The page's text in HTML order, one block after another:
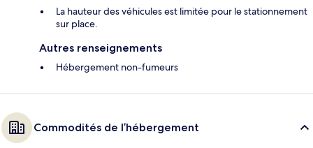
La hauteur des véhicules est limitée pour le stationnement
sur place.
Autres renseignements
Hébergement non-fumeurs
Commodités de l’hébergement